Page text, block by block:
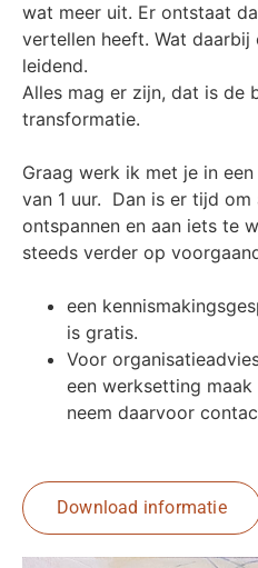
wat meer uit. Er ontstaat
vertellen heeft. Wat
leidend.
Alles mag er zijn, dat is de
transformatie.
Graag werk ik met je in
van 1 uur. Dan is er tijd om
ontspannen en aan iets te
steeds verder op
een
is gratis.
Voor
een werksetting
neem daarvoor
Download informatie